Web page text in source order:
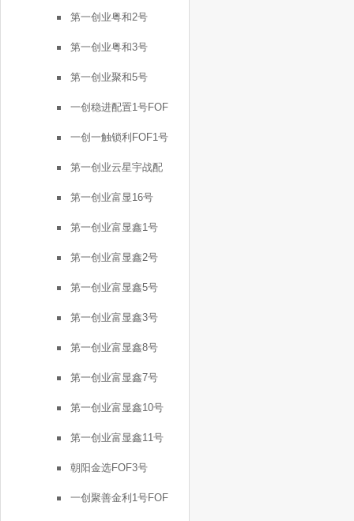
第一创业粤和2号
第一创业粤和3号
第一创业聚和5号
一创稳进配置1号FOF
一创一触锁利FOF1号
第一创业云星宇战配
第一创业富显16号
第一创业富显鑫1号
第一创业富显鑫2号
第一创业富显鑫5号
第一创业富显鑫3号
第一创业富显鑫8号
第一创业富显鑫7号
第一创业富显鑫10号
第一创业富显鑫11号
朝阳金选FOF3号
一创聚善金利1号FOF